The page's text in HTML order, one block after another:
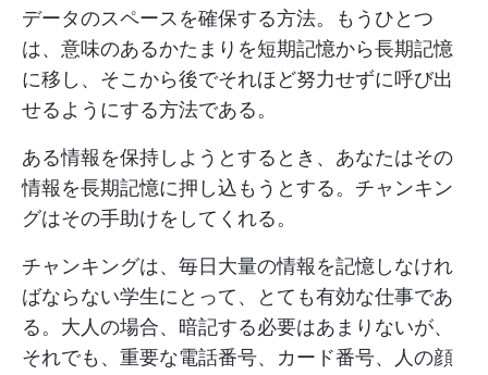
データのスペースを確保する方法。もうひとつ
は、意味のあるかたまりを短期記憶から長期記憶
に移し、そこから後でそれほど努力せずに呼び出
せるようにする方法である。
ある情報を保持しようとするとき、あなたはその
情報を長期記憶に押し込もうとする。チャンキン
グはその手助けをしてくれる。
チャンキングは、毎日大量の情報を記憶しなけれ
ばならない学生にとって、とても有効な仕事であ
る。大人の場合、暗記する必要はあまりないが、
それでも、重要な電話番号、カード番号、人の顔